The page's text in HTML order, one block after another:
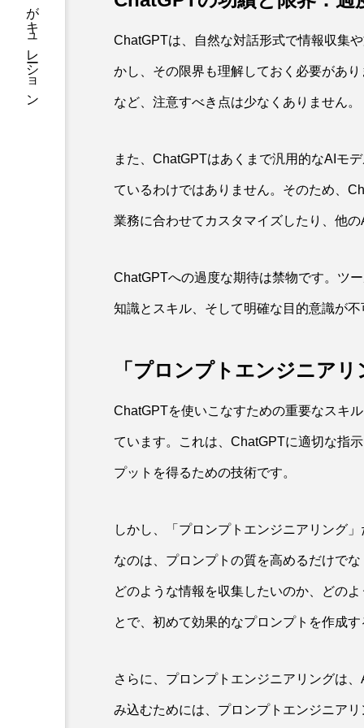
ChatGPTは、自然な対話形式で情報収集
かし、その限界も理解しておく必要があ
など、注意すべき点は少なくありません。
また、ChatGPTはあくまで汎用的なAIモ
ているわけではありません。そのため、
業務に合わせてカスタマイズしたり、他
ChatGPTへの過度な期待は禁物です。ツ
知識とスキル、そして明確な目的意識が
「プロンプトエンジニア
ChatGPTを使いこなすための重要なスキ
ています。これは、ChatGPTに適切な指
プットを得るための技術です。
しかし、「プロンプトエンジニアリング
なのは、プロンプトの質を高めるだけで
どのような情報を収集したいのか、どの
とで、初めて効果的なプロンプトを作成
さらに、プロンプトエンジニアリングは
み込むためには、プロンプトエンジニア